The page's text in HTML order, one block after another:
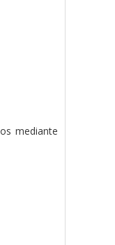
mediante